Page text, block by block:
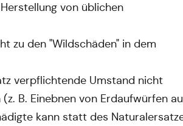
von üblichen
zu den "Wildschäden" in dem
verpflichtende Umstand nicht
B. Einebnen von Erdaufwürfen
kann statt des